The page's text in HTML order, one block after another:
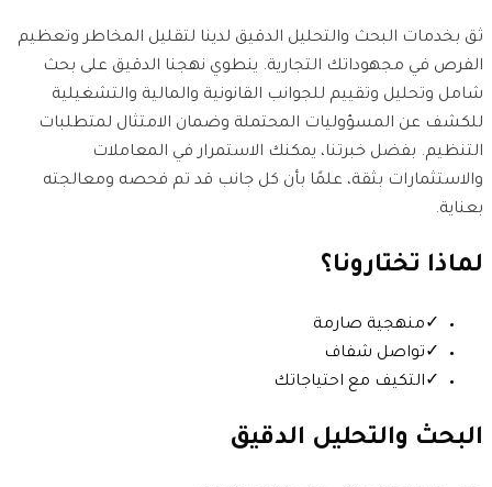
ثق بخدمات البحث والتحليل الدقيق لدينا لتقليل المخاطر وتعظيم
الفرص في مجهوداتك التجارية. ينطوي نهجنا الدقيق على بحث
شامل وتحليل وتقييم للجوانب القانونية والمالية والتشغيلية
للكشف عن المسؤوليات المحتملة وضمان الامتثال لمتطلبات
التنظيم. بفضل خبرتنا، يمكنك الاستمرار في المعاملات
والاستثمارات بثقة، علمًا بأن كل جانب قد تم فحصه ومعالجته
بعناية.
لماذا تختارونا؟
✓منهجية صارمة
✓تواصل شفاف
✓التكيف مع احتياجاتك
البحث والتحليل الدقيق